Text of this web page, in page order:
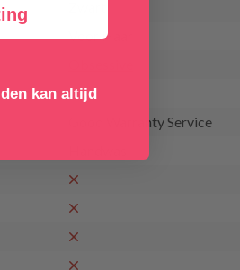
Voor Haar
Good Warranty Service
kan altijd